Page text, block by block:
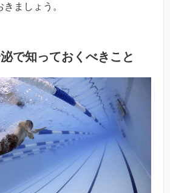
ましょう。
で知っておくべきこと